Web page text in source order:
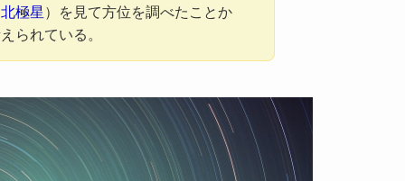
北極星 ）を見て方位を調べたことか
られている。